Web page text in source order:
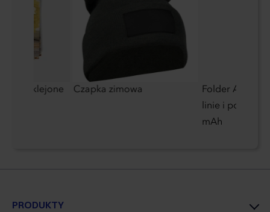
klejone Czapka zimowa
Folder A5 z
linie i power
mAh
PRODUKTY